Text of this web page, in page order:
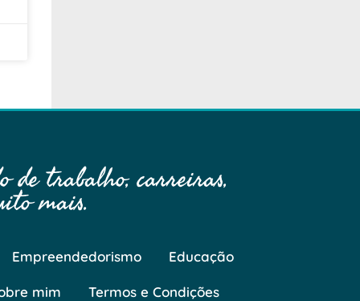
de trabalho, carreiras,
mais.
Empreendedorismo Educação
mim Termos e Condições